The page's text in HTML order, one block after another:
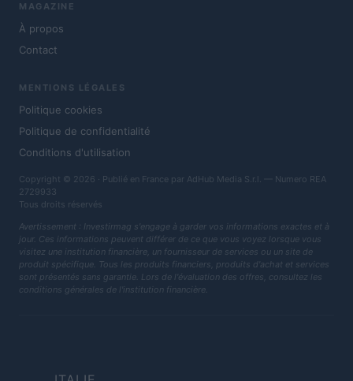
MAGAZINE
À propos
Contact
MENTIONS LÉGALES
Politique cookies
Politique de confidentialité
Conditions d'utilisation
Copyright © 2026 · Publié en France par AdHub Media S.r.l. — Numero REA
2729933
Tous droits réservés
Avertissement : Investirmag s'engage à garder vos informations exactes et à
jour. Ces informations peuvent différer de ce que vous voyez lorsque vous
visitez une institution financière, un fournisseur de services ou un site de
produit spécifique. Tous les produits financiers, produits d'achat et services
sont présentés sans garantie. Lors de l'évaluation des offres, consultez les
conditions générales de l'institution financière.